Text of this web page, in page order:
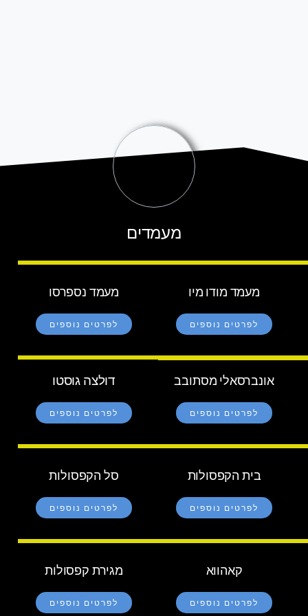
מעמדים
מעמד נספרסו
לפרטים נוספים
מעמד מודו מיו
לפרטים נוספים
דולצה גוסטו
לפרטים נוספים
אונברסאלי מסתובב
לפרטים נוספים
סל הקפסולות
לפרטים נוספים
בית הקפסולות
לפרטים נוספים
מגירת קפסולות
לפרטים נוספים
קאהווא
לפרטים נוספים